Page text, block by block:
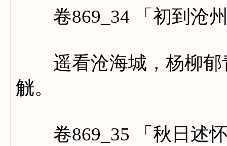
卷869_34 「初到沧州
遥看沧海城，杨柳郁
觥。
卷869_35 「秋日述